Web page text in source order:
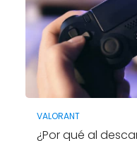
VALORANT
¿Por qué al